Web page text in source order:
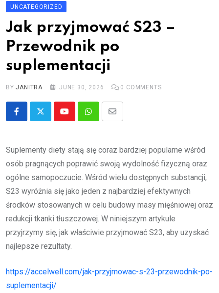
Olahraga
Kolom
UNCATEGORIZED
Jak przyjmować S23 –
Przewodnik po
suplementacji
BYJANITRA JUNE 30, 2026 0 COMMENTS
YoutubeWhatsappShare
Email
Suplementy diety stają się coraz bardziej popularne wśród
osób pragnących poprawić swoją wydolność fizyczną oraz
ogólne samopoczucie. Wśród wielu dostępnych substancji,
S23 wyróżnia się jako jeden z najbardziej efektywnych
środków stosowanych w celu budowy masy mięśniowej oraz
redukcji tkanki tłuszczowej. W niniejszym artykule
przyjrzymy się, jak właściwie przyjmować S23, aby uzyskać
najlepsze rezultaty.
https://accelwell.com/jak-przyjmowac-s-23-przewodnik-po-
suplementacji/